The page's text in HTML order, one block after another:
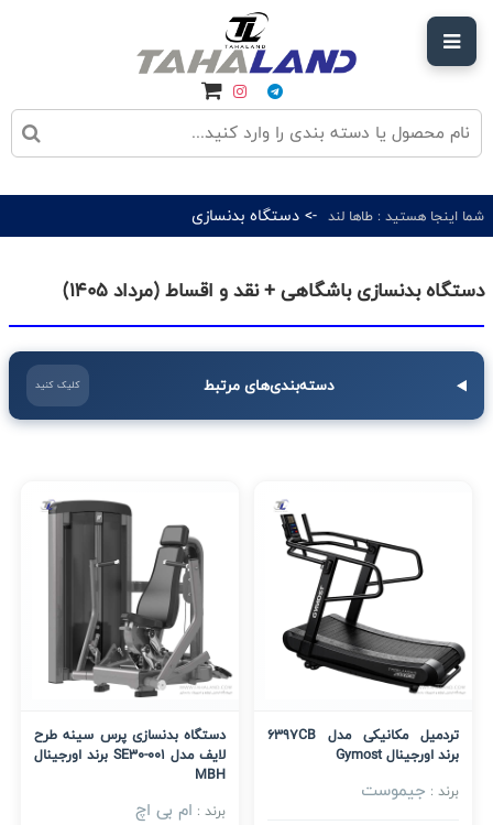
شما اینجا هستید : طاها لند -> دستگاه بدنسازی
دستگاه بدنسازی باشگاهی + نقد و اقساط (مرداد 1405)
دسته‌بندی‌های مرتبط کلیک کنید
تردمیل مکانیکی مدل 6397CB
برند اورجینال Gymost
برند : جیموست
دستگاه بدنسازی پرس سینه طرح
لایف مدل SE30-001 برند اورجینال
MBH
برند : ام بی اچ